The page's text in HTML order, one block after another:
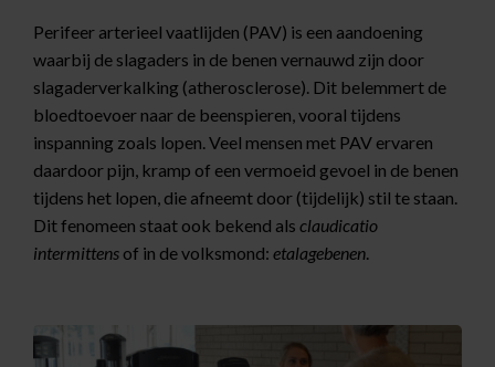
Perifeer arterieel vaatlijden (PAV) is een aandoening
waarbij de slagaders in de benen vernauwd zijn door
slagaderverkalking (atherosclerose). Dit belemmert de
bloedtoevoer naar de beenspieren, vooral tijdens
inspanning zoals lopen. Veel mensen met PAV ervaren
daardoor pijn, kramp of een vermoeid gevoel in de benen
tijdens het lopen, die afneemt door (tijdelijk) stil te staan.
Dit fenomeen staat ook bekend als claudicatio
intermittens of in de volksmond: etalagebenen.